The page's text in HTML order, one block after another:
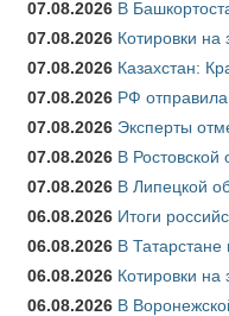
07.08.2026 В
07.08.2026 Котировки
07.08.2026 Казахстан:
07.08.2026 РФ
07.08.2026 Эксперты
07.08.2026 В
07.08.2026 В Липецкой
06.08.2026 Итоги
06.08.2026 В
06.08.2026 Котировки
06.08.2026 В